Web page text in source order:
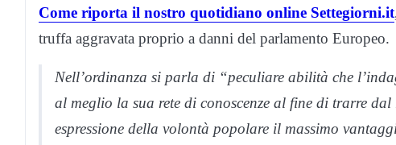
Come riporta il nostro quotidiano online Settegiorni.it
truffa aggravata proprio a danni del parlamento Europeo.
Nell’ordinanza si parla di “peculiare abilità che
al meglio la sua rete di conoscenze al fine di trarre
espressione della volontà popolare il massimo